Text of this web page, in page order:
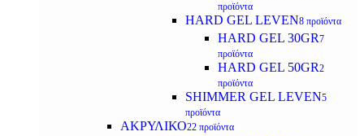
προϊόντα
HARD GEL LEVEN8 προϊόντα
HARD GEL 30GR7
προϊόντα
HARD GEL 50GR2
προϊόντα
SHIMMER GEL LEVEN5
προϊόντα
ΑΚΡΥΛΙΚΟ22 προϊόντα